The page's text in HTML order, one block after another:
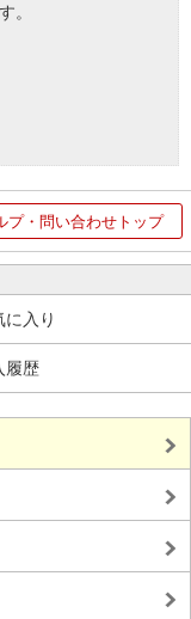
。
プ・問い合わせトップ
に入り
履歴